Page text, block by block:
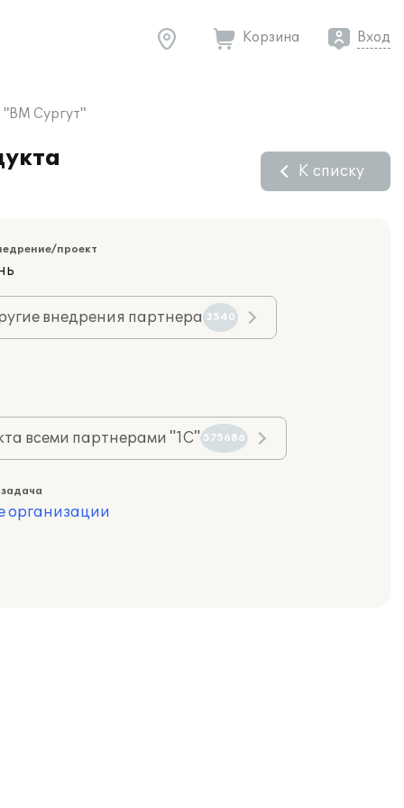
Корзина Вход
"ВМ Сургут"
К списку
проект
внедрения партнера 3540
всеми партнерами "1С" 575686
организации